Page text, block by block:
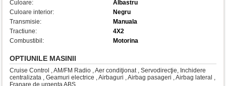
Culoare:
Albastru
Culoare interior:
Negru
Transmisie:
Manuala
Tractiune:
4X2
Combustibil:
Motorina
OPTIUNILE MASINII
Cruise Control , AM/FM Radio , Aer condiţionat , Servodirecţie, Inchidere
centralizata , Geamuri electrice , Airbaguri , Airbag pasageri , Airbag lateral ,
Franare de urgenta ABS